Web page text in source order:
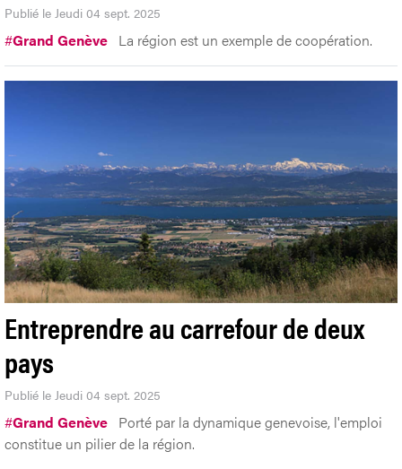
Publié le Jeudi 04 sept. 2025
#Grand Genève La région est un exemple de coopération.
Entreprendre au carrefour de deux
pays
Publié le Jeudi 04 sept. 2025
#Grand Genève Porté par la dynamique genevoise, l'emploi
constitue un pilier de la région.